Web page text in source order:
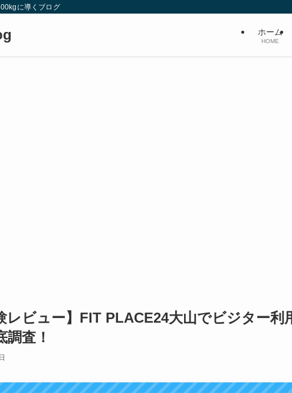
に導くブログ
ホーム
HOME
レビュー】FIT PLACE24大山でビジター利
調査！